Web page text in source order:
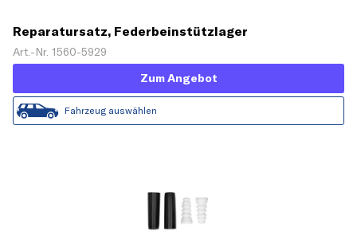
Reparatursatz, Federbeinstützlager
Art.-Nr. 1560-5929
Zum Angebot
Fahrzeug auswählen